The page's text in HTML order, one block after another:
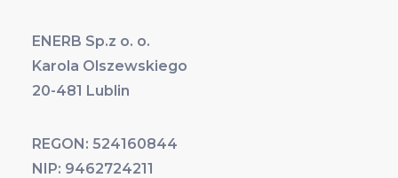
ENERB Sp.z o. o.
Karola Olszewskiego
20-481 Lublin
REGON: 524160844
NIP: 9462724211